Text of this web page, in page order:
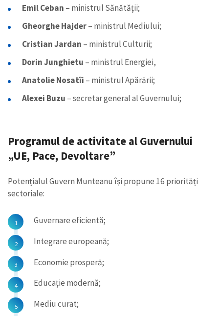
Emil Ceban – ministrul Sănătății;
Gheorghe Hajder– ministrul Mediului;
Cristian Jardan – ministrul Culturii;
Dorin Junghietu – ministrul Energiei,
Anatolie Nosatîi – ministrul Apărării;
Alexei Buzu – secretar general al Guvernului;
Programul de activitate al Guvernului
„UE, Pace, Devoltare”
Potențialul Guvern Munteanu își propune 16 priorități
sectoriale:
Guvernare eficientă;
Integrare europeană;
Economie prosperă;
Educație modernă;
Mediu curat;